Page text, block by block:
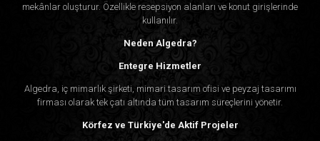
mekânlar oluşturur. Özellikle resepsiyon alanları ve konut girişlerinde
kullanılır.
Neden Algedra?
Entegre Hizmetler
Algedra, iç mimarlık şirketi, mimari tasarım ofisi ve peyzaj tasarımı
firması olarak tek çatı altında tüm tasarım süreçlerini yönetir.
Körfez ve Türkiye'de Aktif Projeler